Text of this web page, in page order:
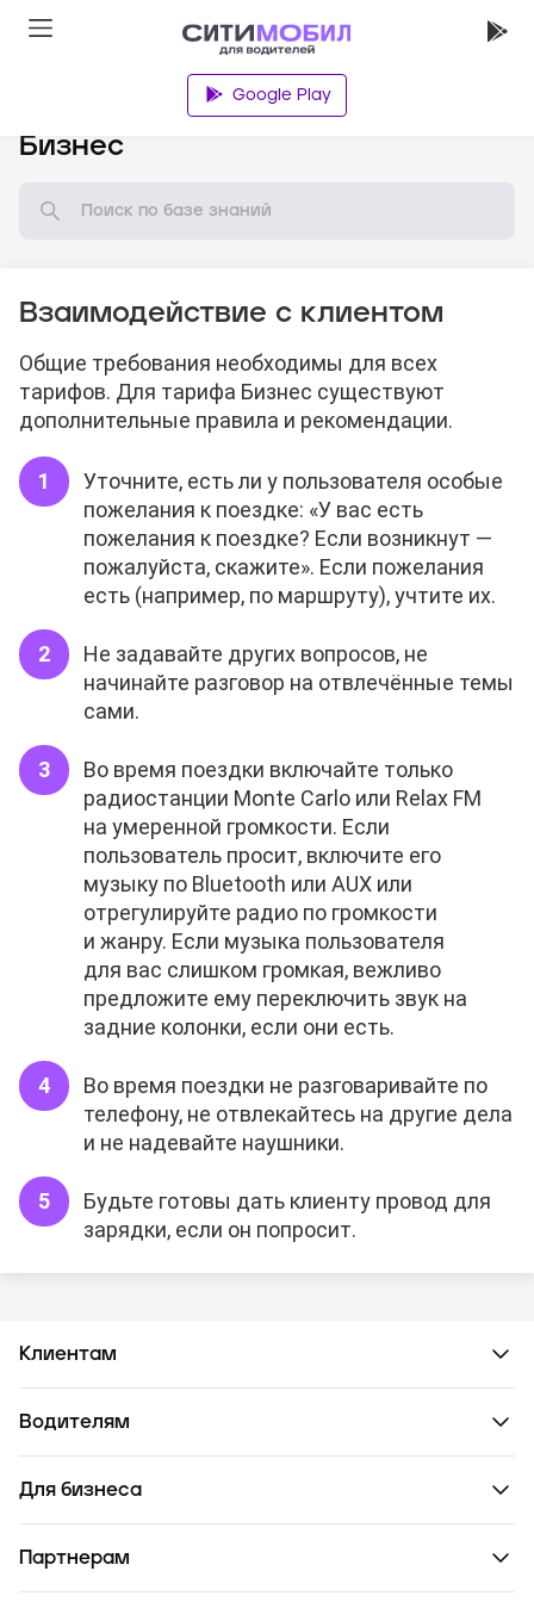
Google Play
Бизнес
Взаимодействие с клиентом
Общие требования необходимы для всех
тарифов. Для тарифа Бизнес существуют
дополнительные правила и рекомендации.
Уточните, есть ли у пользователя особые
пожелания к поездке: «У вас есть
пожелания к поездке? Если возникнут —
пожалуйста, скажите». Если пожелания
есть (например, по маршруту), учтите их.
Не задавайте других вопросов, не
начинайте разговор на отвлечённые темы
сами.
Во время поездки включайте только
радиостанции Monte Carlo или Relax FM
на умеренной громкости. Если
пользователь просит, включите его
музыку по Bluetooth или AUX или
отрегулируйте радио по громкости
и жанру. Если музыка пользователя
для вас слишком громкая, вежливо
предложите ему переключить звук на
задние колонки, если они есть.
Во время поездки не разговаривайте по
телефону, не отвлекайтесь на другие дела
и не надевайте наушники.
Будьте готовы дать клиенту провод для
зарядки, если он попросит.
Клиентам
Водителям
Для бизнеса
Партнерам